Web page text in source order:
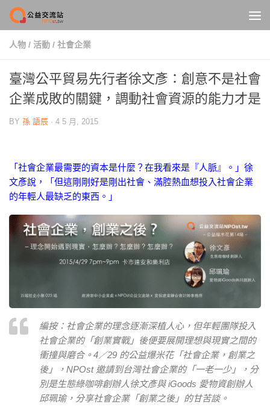
Skip to content
人物 / 活動 / 社會企業
臺灣公平貿易先行者徐文彥：創意不是社會
企業成敗的關鍵，調動社會資源的能力才是
BY 孫 語辰 · 4 5 月, 2015
「社會企業最需要的資本是什麼？在我看來是『人脈』。」徐
文彥說，「但這剛剛好是剛出社會、滿腔熱血想投入社會企業
的年輕人最缺乏的東西。」
編按：社會企業的理念逐漸深植人心，但年輕團隊投入
社會企業的「創業實戰」後便要展開理想與現實之間的
衝撞與磨合。4／29 的公益爆米花「社會企業，創業之
後」，NPOst 邀請到台灣社會企業的「一老一少」，分
別是生態綠咖啡創辦人徐文彥與 iGoods 愛物資創辦人
邱珮瑜，分享社會企業「創業之後」的甘苦談。